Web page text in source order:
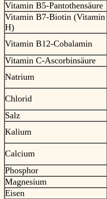
Vitamin B5-Pantothensäure
Vitamin B7-Biotin (Vitamin
H)
Vitamin B12-Cobalamin
Vitamin C-Ascorbinsäure
Natrium
Chlorid
Salz
Kalium
Calcium
Phosphor
Magnesium
Eisen